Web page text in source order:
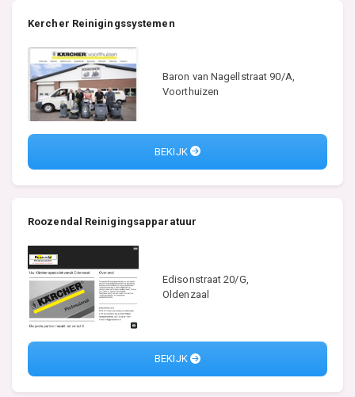
Kercher Reinigingssystemen
Baron van Nagellstraat 90/A,
Voorthuizen
BEKIJK
Roozendal Reinigingsapparatuur
Edisonstraat 20/G,
Oldenzaal
BEKIJK